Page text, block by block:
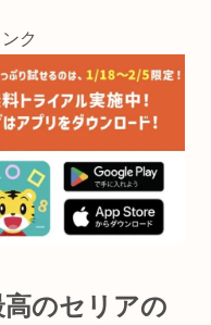
ク
高のセリアの